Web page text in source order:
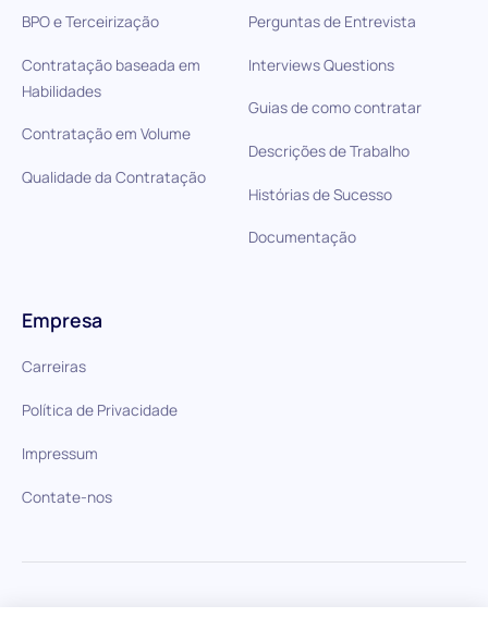
BPO e Terceirização
Contratação baseada em
Habilidades
Contratação em Volume
Qualidade da Contratação
Perguntas de Entrevista
Interviews Questions
Guias de como contratar
Descrições de Trabalho
Histórias de Sucesso
Documentação
Empresa
Carreiras
Política de Privacidade
Impressum
Contate-nos